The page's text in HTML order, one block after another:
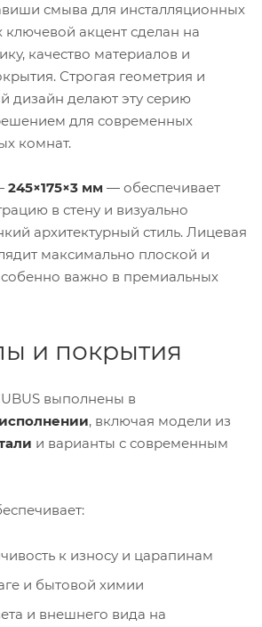
смыва для инсталляционных
ключевой акцент сделан на
качество материалов и
Строгая геометрия и
дизайн делают эту серию
для современных
комнат.
245×175×3 мм — обеспечивает
в стену и визуально
архитектурный стиль. Лицевая
максимально плоской и
важно в премиальных
и покрытия
выполнены в
, включая модели из
и варианты с современным
к износу и царапинам
и бытовой химии
и внешнего вида на